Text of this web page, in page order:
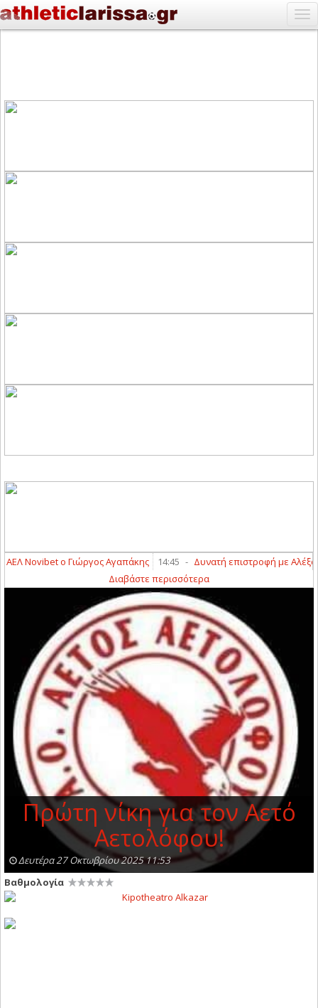
Novibet ο Γιώργος Αγαπάκης 14:45 - Δυνατή επιστροφή με
Διαβάστε περισσότερα
Πρώτη νίκη για τον Αετό
Αετολόφου!
Δευτέρα 27 Οκτωβρίου 2025 11:53
Βαθμολογία